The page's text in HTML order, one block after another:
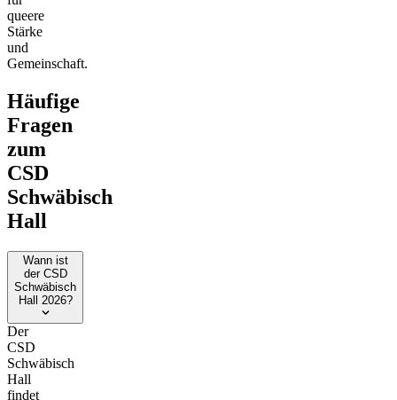
queere
Stärke
und
Gemeinschaft.
Häufige
Fragen
zum
CSD
Schwäbisch
Hall
Wann ist
der CSD
Schwäbisch
Hall 2026?
Der
CSD
Schwäbisch
Hall
findet